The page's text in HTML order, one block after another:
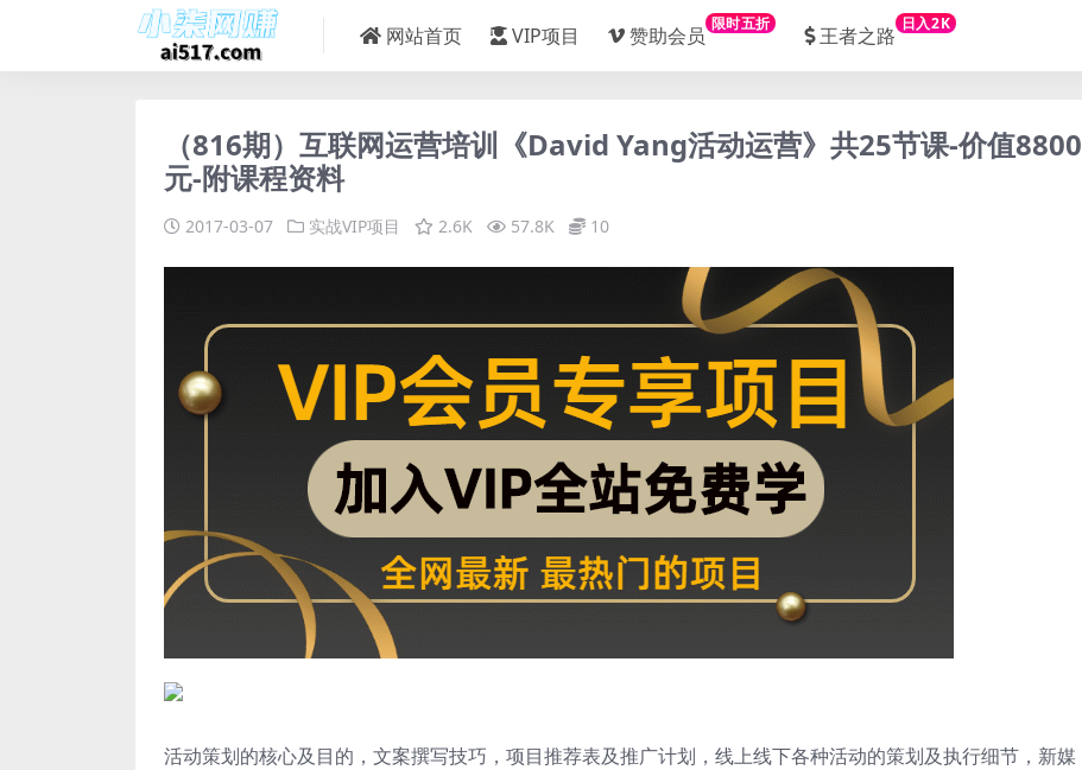
网站首页 VIP项目 赞助会员 限时五折 王者之路 日入2K
（816期）互联网运营培训《David Yang活动运营》共25节课-价值8800
元-附课程资料
2017-03-07 实战VIP项目 2.6K 57.8K 10
活动策划的核心及目的，文案撰写技巧，项目推荐表及推广计划，线上线下各种活动的策划及执行细节，新媒